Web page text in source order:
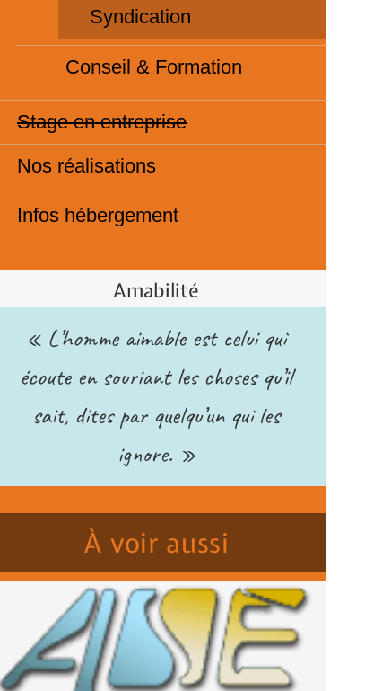
Syndication
Conseil & Formation
Stage en entreprise
Nos réalisations
Infos hébergement
Amabilité
« L’homme aimable est celui qui
écoute en souriant les choses qu’il
sait, dites par quelqu’un qui les
ignore. »
À voir aussi